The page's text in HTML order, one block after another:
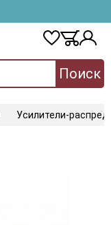
Поиск
Усилители-